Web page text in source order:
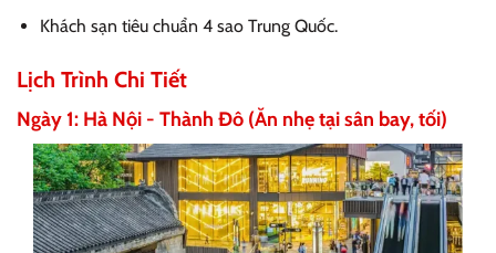
Khách sạn tiêu chuẩn 4 sao Trung Quốc.
Lịch Trình Chi Tiết
Ngày 1: Hà Nội - Thành Đô (Ăn nhẹ tại sân bay, tối)